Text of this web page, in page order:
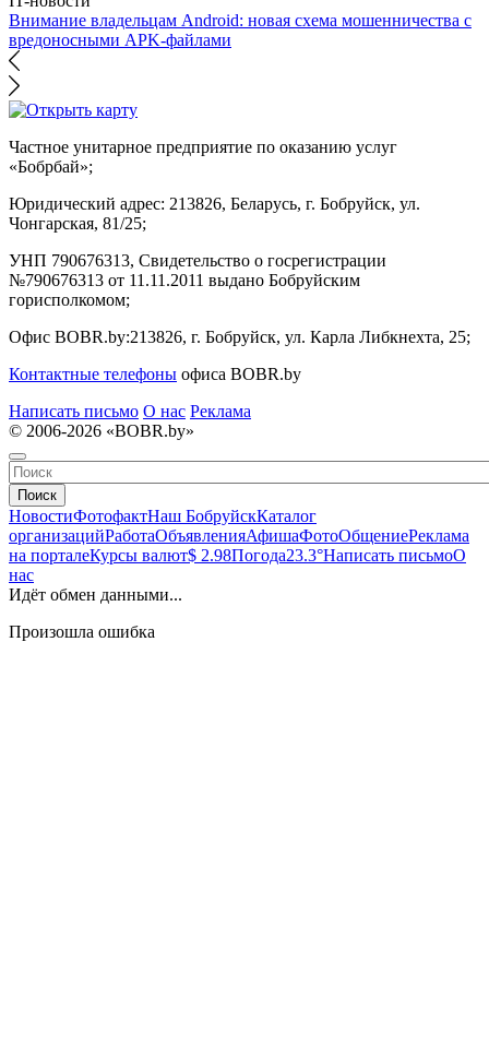
Внимание владельцам Android: новая схема мошенничества с
вредоносными APK-файлами
Частное унитарное предприятие по оказанию услуг
«Бобрбай»;
Юридический адрес: 213826, Беларусь, г. Бобруйск, ул.
Чонгарская, 81/25;
УНП 790676313, Свидетельство о госрегистрации
№790676313 от 11.11.2011 выдано Бобруйским
горисполкомом;
Офис BOBR.by:213826, г. Бобруйск, ул. Карла Либкнехта, 25;
Контактные телефоны офиса BOBR.by
Написать письмо О нас Реклама
© 2006-2026 «BOBR.by»
Поиск
НовостиФотофактНаш БобруйскКаталог
организацийРаботаОбъявленияАфишаФотоОбщениеРеклама
на порталеКурсы валют$ 2.98Погода23.3°Написать письмоО
нас
Идёт обмен данными...
Произошла ошибка